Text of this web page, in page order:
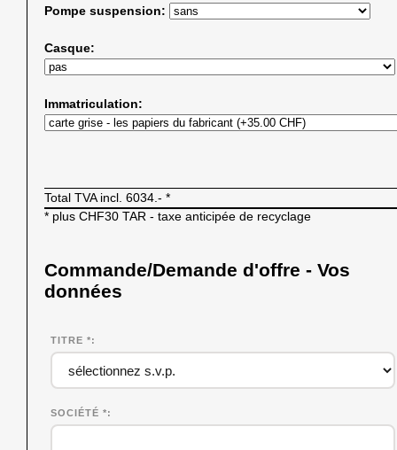
Pompe suspension:
Casque:
Immatriculation:
Total TVA incl.6034.- *
* plus CHF30 TAR - taxe anticipée de recyclage
Commande/Demande d'offre - Vos
données
TITRE *
SOCIÉTÉ*